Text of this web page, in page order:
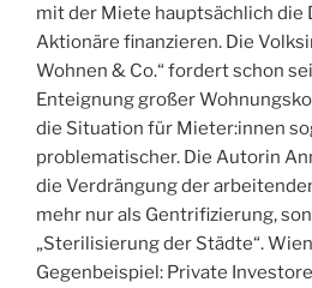
mit der Miete hauptsächlich die
Aktionäre finanzieren. Die
Wohnen & Co.“ fordert schon
Enteignung großer
die Situation für Mieter:innen
problematischer. Die Autorin
die Verdrängung der
mehr nur als Gentrifizierung,
„Sterilisierung der Städte“.
Gegenbeispiel: Private